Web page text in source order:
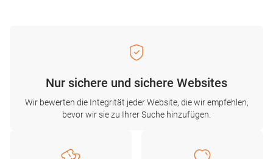
Nur sichere und sichere Websites
Wir bewerten die Integrität jeder Website, die wir empfehlen,
bevor wir sie zu Ihrer Suche hinzufügen.